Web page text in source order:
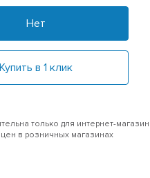
Нет
Купить в 1 клик
только для интернет-
цен в розничных магазинах